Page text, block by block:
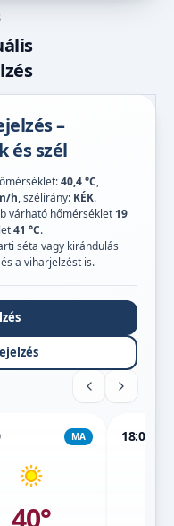
–
és szél
40,4 °C,
h, szélirány: KÉK.
várható hőmérséklet 19
41 °C.
séta vagy kirándulás
a viharjelzést is.
MA 18:00